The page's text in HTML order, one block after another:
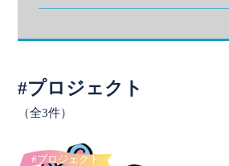
#プロジェクト
（全3件）
#プロジェクト